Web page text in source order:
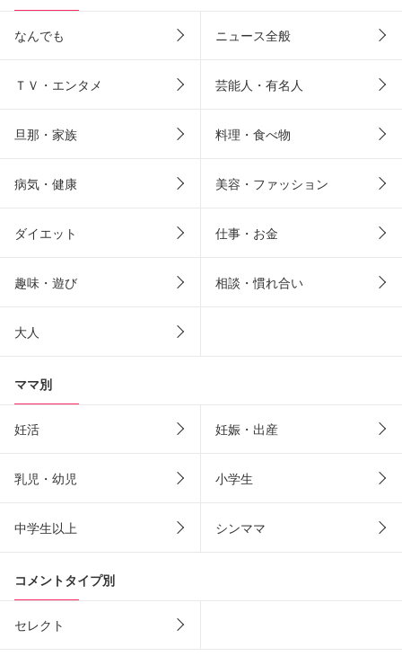
なんでも ニュース全般
ＴＶ・エンタメ 芸能人・有名人
旦那・家族 料理・食べ物
病気・健康 美容・ファッション
ダイエット 仕事・お金
趣味・遊び 相談・慣れ合い
大人
ママ別
妊活 妊娠・出産
乳児・幼児 小学生
中学生以上 シンママ
コメントタイプ別
セレクト